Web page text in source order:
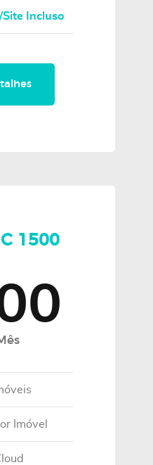
Site Incluso
1500
Imóvel